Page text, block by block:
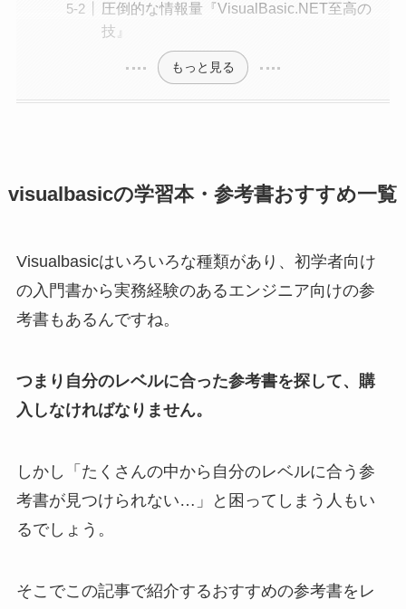
圧倒的な情報量『VisualBasic.NET至高の
技』
もっと見る
visualbasicの学習本・参考書おすすめ一覧
Visualbasicはいろいろな種類があり、初学者向け
の入門書から実務経験のあるエンジニア向けの参
考書もあるんですね。
つまり自分のレベルに合った参考書を探して、購
入しなければなりません。
しかし「たくさんの中から自分のレベルに合う参
考書が見つけられない…」と困ってしまう人もい
るでしょう。
そこでこの記事で紹介するおすすめの参考書をレ